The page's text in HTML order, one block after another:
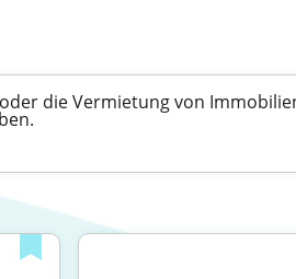
die Vermietung von